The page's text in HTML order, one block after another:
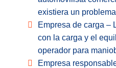
existiera un
Empresa de carga –
con la carga y el
operador para
Empresa